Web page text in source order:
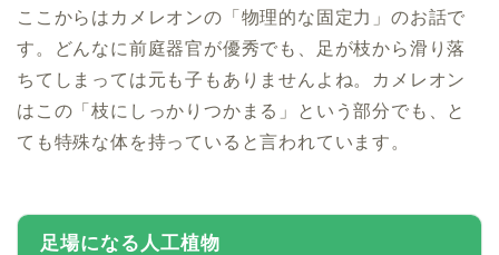
ここからはカメレオンの「物理的な固定力」のお話で
す。どんなに前庭器官が優秀でも、足が枝から滑り落
ちてしまっては元も子もありませんよね。カメレオン
はこの「枝にしっかりつかまる」という部分でも、と
ても特殊な体を持っていると言われています。
足場になる人工植物